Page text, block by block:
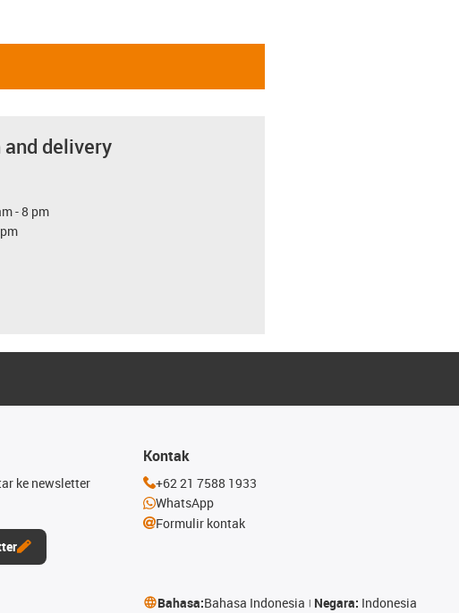
delivery
- 8 pm
ke newsletter
Kontak
+62 21 7588 1933
WhatsApp
Formulir kontak
Bahasa:Bahasa Indonesia Negara: Indonesia